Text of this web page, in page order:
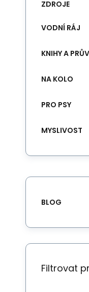
ZDROJE
VODNÍ RÁJ
KNIHY A
NA KOLO
PRO PSY
MYSLIVOST
BLOG
Filtrovat